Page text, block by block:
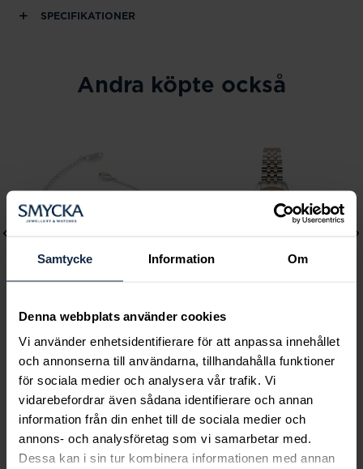
Samtycke Information Om
Denna webbplats använder cookies
Vi använder enhetsidentifierare för att anpassa innehållet
och annonserna till användarna, tillhandahålla funktioner
för sociala medier och analysera vår trafik. Vi
vidarebefordrar även sådana identifierare och annan
information från din enhet till de sociala medier och
annons- och analysföretag som vi samarbetar med.
Dessa kan i sin tur kombinera informationen med annan
SPECIFIKATIONER
Andra köpte också
Lily and Rose
Emily pearl bracelet -
Ivory
Pris:349 kr
349 kr
Mockberg
Royal Watch 28 mm
Pris: 2 399 kr
2 399 kr